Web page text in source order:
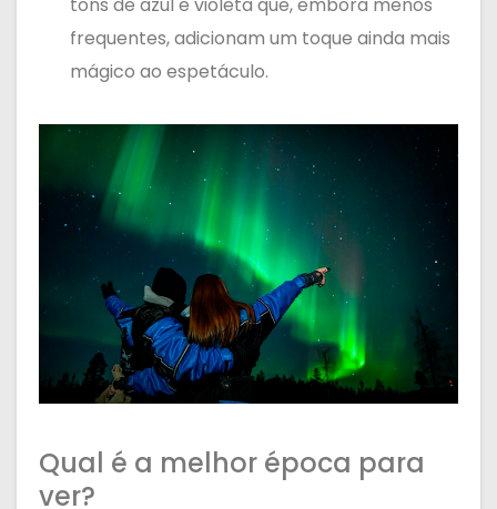
tons de azul e violeta que, embora menos
frequentes, adicionam um toque ainda mais
mágico ao espetáculo.
Qual é a melhor época para
ver?